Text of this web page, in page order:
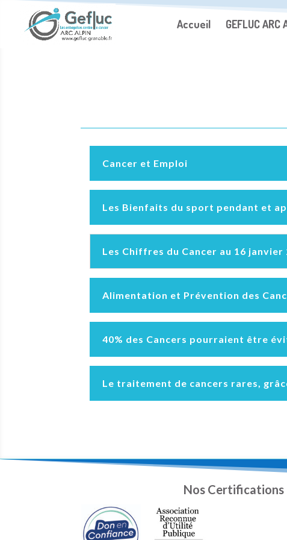
Accueil GEFLUC ARC
Cancer et Emploi
Les Bienfaits du sport pendant et
Les Chiffres du Cancer au 16
Alimentation et Prévention des
40% des Cancers pourraient être
Le traitement de cancers rares,
Nos Certifications